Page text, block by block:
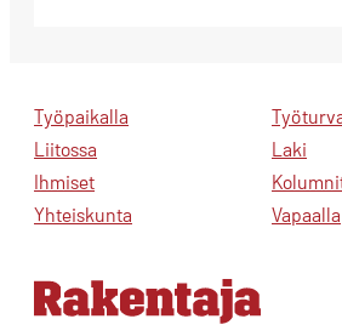
Työpaikalla
Liitossa
Ihmiset
Yhteiskunta
Laki
Vapaalla